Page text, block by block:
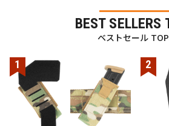
BEST SELLERS
ベストセール